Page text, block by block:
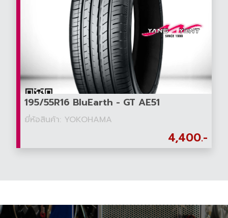
195/55R16 BluEarth - GT AE51
ยี่ห้อสินค้า: YOKOHAMA
4,400.-